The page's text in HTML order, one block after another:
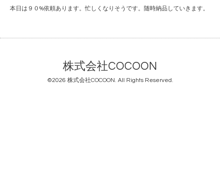
本日は９０%依頼あります。忙しくなりそうです。随時納品していきます。
株式会社COCOON
©2026 株式会社COCOON . All Rights Reserved.